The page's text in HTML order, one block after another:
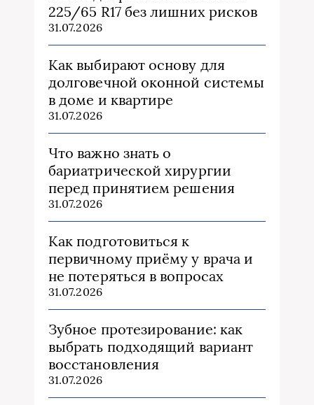
225/65 R17 без лишних рисков
31.07.2026
Как выбирают основу для
долговечной оконной системы
в доме и квартире
31.07.2026
Что важно знать о
бариатрической хирургии
перед принятием решения
31.07.2026
Как подготовиться к
первичному приёму у врача и
не потеряться в вопросах
31.07.2026
Зубное протезирование: как
выбрать подходящий вариант
восстановления
31.07.2026